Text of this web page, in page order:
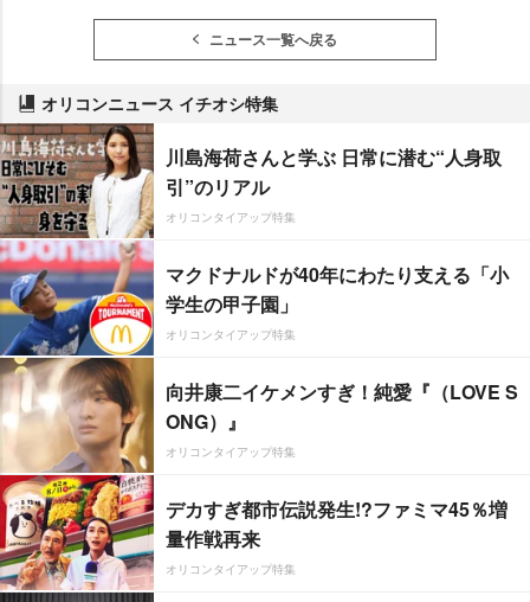
ニュース一覧へ戻る
オリコンニュース イチオシ特集
川島海荷さんと学ぶ 日常に潜む“人身取
引”のリアル
オリコンタイアップ特集
マクドナルドが40年にわたり支える「小
学生の甲子園」
オリコンタイアップ特集
向井康二イケメンすぎ！純愛『（LOVE S
ONG）』
オリコンタイアップ特集
デカすぎ都市伝説発生!?ファミマ45％増
量作戦再来
オリコンタイアップ特集